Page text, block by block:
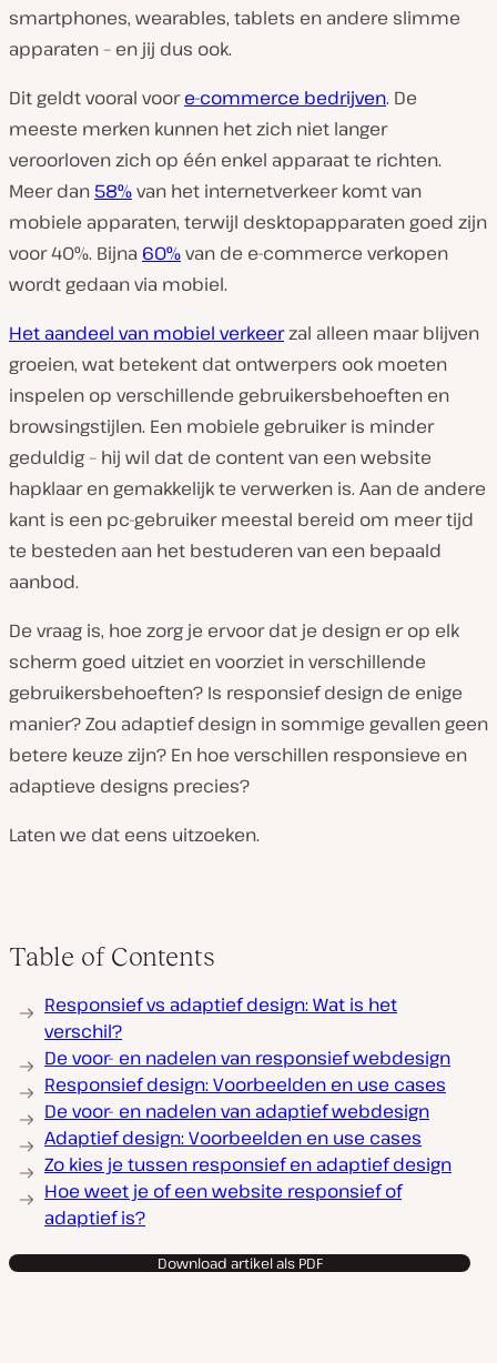
smartphones, wearables, tablets en andere slimme
apparaten – en jij dus ook.
Dit geldt vooral voore-commerce bedrijven. De
meeste merken kunnen het zich niet langer
veroorloven zich op één enkel apparaat te richten.
Meer dan 58%van het internetverkeer komt van
mobiele apparaten, terwijl desktopapparaten goed zijn
voor 40%. Bijna 60%van de e-commerce verkopen
wordt gedaan via mobiel.
Het aandeel van mobiel verkeerzal alleen maar blijven
groeien, wat betekent dat ontwerpers ook moeten
inspelen op verschillende gebruikersbehoeften en
browsingstijlen. Een mobiele gebruiker is minder
geduldig – hij wil dat de content van een website
hapklaar en gemakkelijk te verwerken is. Aan de andere
kant is een pc-gebruiker meestal bereid om meer tijd
te besteden aan het bestuderen van een bepaald
aanbod.
De vraag is, hoe zorg je ervoor dat je design er op elk
scherm goed uitziet en voorziet in verschillende
gebruikersbehoeften? Is responsief design de enige
manier? Zou adaptief design in sommige gevallen geen
betere keuze zijn? En hoe verschillen responsieve en
adaptieve designs precies?
Laten we dat eens uitzoeken.
Table of Contents
Responsief vs adaptief design: Wat is het
verschil?
De voor- en nadelen van responsief webdesign
Responsief design: Voorbeelden en use cases
De voor- en nadelen van adaptief webdesign
Adaptief design: Voorbeelden en use cases
Zo kies je tussen responsief en adaptief design
Hoe weet je of een website responsief of
adaptief is?
Download artikel als PDF